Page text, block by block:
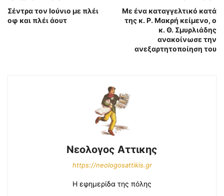
Σέντρα τον Ιούνιο με πλέι
οφ και πλέι άουτ
Με ένα καταγγελτικό κατά
της κ. Ρ. Μακρή κείμενο, ο
κ. Θ. Σμυρλιάδης
ανακοίνωσε την
ανεξαρτητοποίηση του
Νεολογος Αττικης
https://neologosattikis.gr
Η εφημερίδα της πόλης